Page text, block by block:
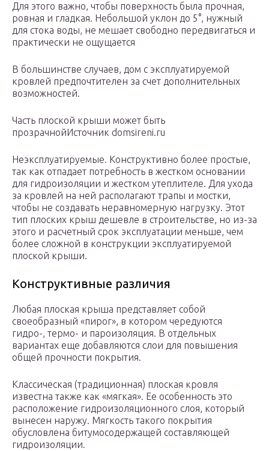
Для этого важно, чтобы поверхность была прочная,
ровная и гладкая. Небольшой уклон до 5°, нужный
для стока воды, не мешает свободно передвигаться и
практически не ощущается
В большинстве случаев, дом с эксплуатируемой
кровлей предпочтителен за счет дополнительных
возможностей.
Часть плоской крыши может быть
прозрачнойИсточник domsireni.ru
Неэксплуатируемые. Конструктивно более простые,
так как отпадает потребность в жестком основании
для гидроизоляции и жестком утеплителе. Для ухода
за кровлей на ней располагают трапы и мостки,
чтобы не создавать неравномерную нагрузку. Этот
тип плоских крыш дешевле в строительстве, но из-за
этого и расчетный срок эксплуатации меньше, чем
более сложной в конструкции эксплуатируемой
плоской крыши.
Конструктивные различия
Любая плоская крыша представляет собой
своеобразный «пирог», в котором чередуются
гидро-, термо- и пароизоляция. В отдельных
вариантах еще добавляются слои для повышения
общей прочности покрытия.
Классическая (традиционная) плоская кровля
известна также как «мягкая». Ее особенность это
расположение гидроизоляционного слоя, который
вынесен наружу. Мягкость такого покрытия
обусловлена битумосодержащей составляющей
гидроизоляции.